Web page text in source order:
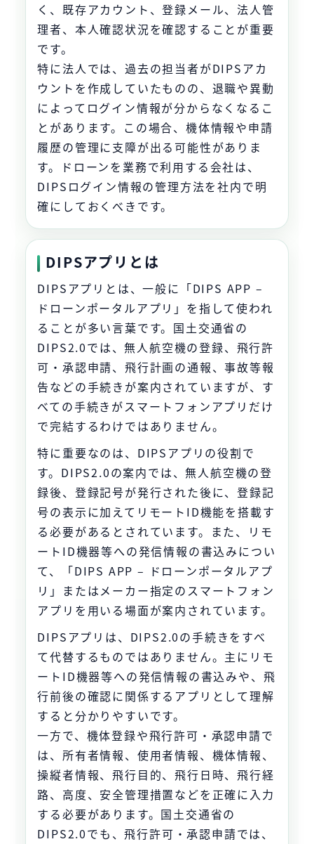
く、既存アカウント、登録メール、法人管
理者、本人確認状況を確認することが重要
です。
特に法人では、過去の担当者がDIPSアカ
ウントを作成していたものの、退職や異動
によってログイン情報が分からなくなるこ
とがあります。この場合、機体情報や申請
履歴の管理に支障が出る可能性がありま
す。ドローンを業務で利用する会社は、
DIPSログイン情報の管理方法を社内で明
確にしておくべきです。
DIPSアプリとは
DIPSアプリとは、一般に「DIPS APP –
ドローンポータルアプリ」を指して使われ
ることが多い言葉です。国土交通省の
DIPS2.0では、無人航空機の登録、飛行許
可・承認申請、飛行計画の通報、事故等報
告などの手続きが案内されていますが、す
べての手続きがスマートフォンアプリだけ
で完結するわけではありません。
特に重要なのは、DIPSアプリの役割で
す。DIPS2.0の案内では、無人航空機の登
録後、登録記号が発行された後に、登録記
号の表示に加えてリモートID機能を搭載す
る必要があるとされています。また、リモ
ートID機器等への発信情報の書込みについ
て、「DIPS APP – ドローンポータルアプ
リ」またはメーカー指定のスマートフォン
アプリを用いる場面が案内されています。
DIPSアプリは、DIPS2.0の手続きをすべ
て代替するものではありません。主にリモ
ートID機器等への発信情報の書込みや、飛
行前後の確認に関係するアプリとして理解
すると分かりやすいです。
一方で、機体登録や飛行許可・承認申請で
は、所有者情報、使用者情報、機体情報、
操縦者情報、飛行目的、飛行日時、飛行経
路、高度、安全管理措置などを正確に入力
する必要があります。国土交通省の
DIPS2.0でも、飛行許可・承認申請では、